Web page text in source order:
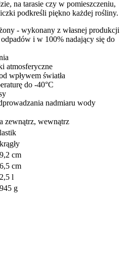
na tarasie czy w pomieszczeniu,
podkreśli piękno każdej rośliny.
- wykonany z własnej produkcji
i w 100% nadający się do
atmosferyczne
wpływem światła
do -40°C
nadmiaru wody
zewnątrz, wewnątrz
cm
cm
l
g